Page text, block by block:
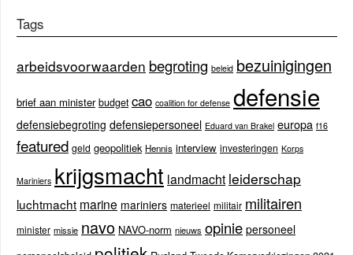
Tags
arbeidsvoorwaarden begroting beleid bezuinigingen
brief aan minister budget cao coalition for defense defensie
defensiebegroting defensiepersoneel Eduard van Brakel europa f16
featured geld geopolitiek Hennis interview investeringen Korps
Mariniers krijgsmacht landmacht leiderschap
luchtmacht marine mariniers materieel militair militairen
minister missie navo NAVO-norm nieuws opinie personeel